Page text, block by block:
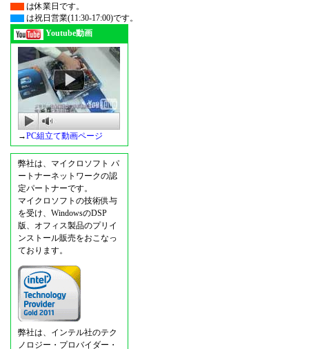
は休業日です。
は祝日営業(11:30-17:00)です。
Youtube動画
→PC組立て動画ページ
弊社は、マイクロソフト パ
ートナーネットワークの認
定パートナーです。
マイクロソフトの技術供与
を受け、WindowsのDSP
版、オフィス製品のプリイ
ンストール販売をおこなっ
ております。
弊社は、インテル社のテク
ノロジー・プロバイダー・